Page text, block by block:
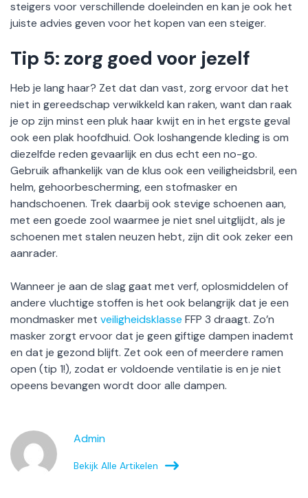
steigers voor verschillende doeleinden en kan je ook het
juiste advies geven voor het kopen van een steiger.
Tip 5: zorg goed voor jezelf
Heb je lang haar? Zet dat dan vast, zorg ervoor dat het
niet in gereedschap verwikkeld kan raken, want dan raak
je op zijn minst een pluk haar kwijt en in het ergste geval
ook een plak hoofdhuid. Ook loshangende kleding is om
diezelfde reden gevaarlijk en dus echt een no-go.
Gebruik afhankelijk van de klus ook een veiligheidsbril, een
helm, gehoorbescherming, een stofmasker en
handschoenen. Trek daarbij ook stevige schoenen aan,
met een goede zool waarmee je niet snel uitglijdt, als je
schoenen met stalen neuzen hebt, zijn dit ook zeker een
aanrader.
Wanneer je aan de slag gaat met verf, oplosmiddelen of
andere vluchtige stoffen is het ook belangrijk dat je een
mondmasker met veiligheidsklasse FFP 3 draagt. Zo’n
masker zorgt ervoor dat je geen giftige dampen inademt
en dat je gezond blijft. Zet ook een of meerdere ramen
open (tip 1!), zodat er voldoende ventilatie is en je niet
opeens bevangen wordt door alle dampen.
Admin
Bekijk Alle Artikelen